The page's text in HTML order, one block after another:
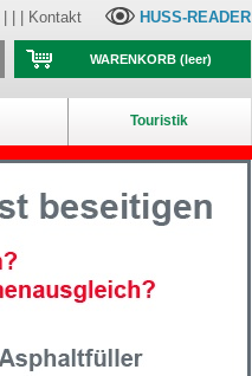
Touristik
Kontakt HUSS-READER
WARENKORB(leer)